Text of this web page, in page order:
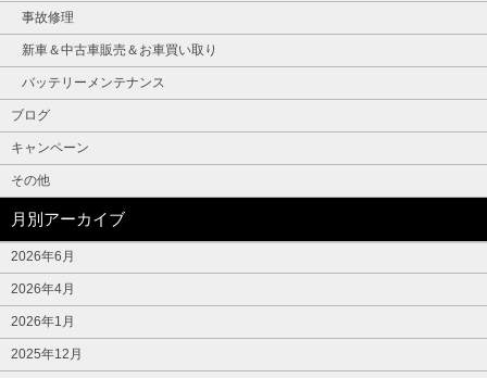
事故修理
新車＆中古車販売＆お車買い取り
バッテリーメンテナンス
ブログ
キャンペーン
その他
月別アーカイブ
2026年6月
2026年4月
2026年1月
2025年12月